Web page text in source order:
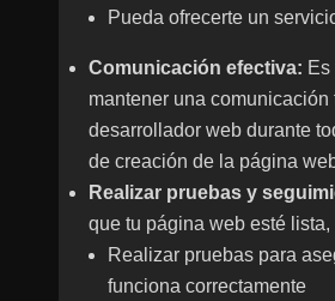
Pueda ofrecerte un
Comunicación efectiva: Es
mantener una comunicación
desarrollador web durante
de creación de la página
Realizar pruebas y
que tu página web esté lista,
Realizar pruebas para
funciona correctamente